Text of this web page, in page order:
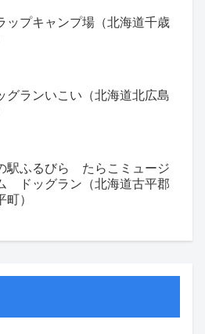
ップキャンプ場（北海道千歳
グランいこい（北海道北広島
駅ふるびら たらこミュージ
ドッグラン（北海道古平郡
町）